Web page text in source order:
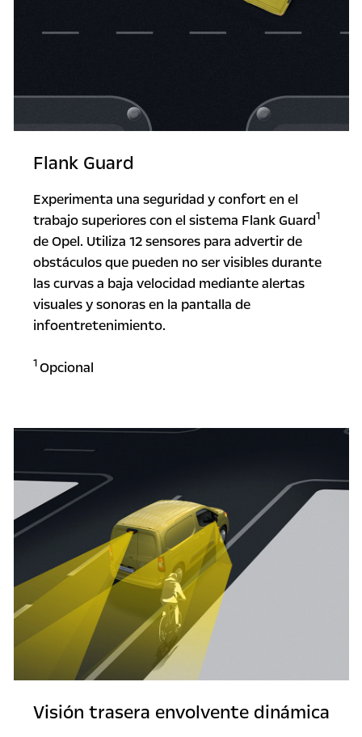
Flank Guard
Experimenta una seguridad y confort en el
trabajo superiores con el sistema Flank Guard1
de Opel. Utiliza 12 sensores para advertir de
obstáculos que pueden no ser visibles durante
las curvas a baja velocidad mediante alertas
visuales y sonoras en la pantalla de
infoentretenimiento.
1Opcional
Visión trasera envolvente dinámica